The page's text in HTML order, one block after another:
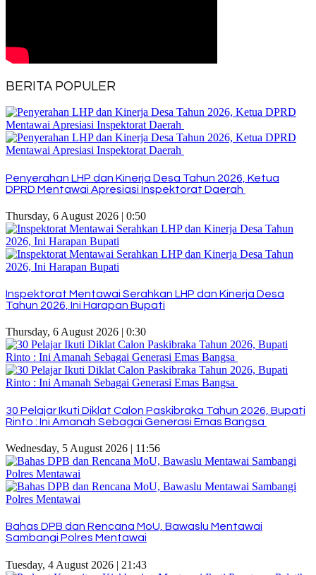
BERITA POPULER
Penyerahan LHP dan Kinerja Desa Tahun 2026, Ketua
DPRD Mentawai Apresiasi Inspektorat Daerah
Thursday, 6 August 2026 | 0:50
Inspektorat Mentawai Serahkan LHP dan Kinerja Desa
Tahun 2026, Ini Harapan Bupati
Thursday, 6 August 2026 | 0:30
30 Pelajar Ikuti Diklat Calon Paskibraka Tahun 2026, Bupati
Rinto : Ini Amanah Sebagai Generasi Emas Bangsa
Wednesday, 5 August 2026 | 11:56
Bahas DPB dan Rencana MoU, Bawaslu Mentawai
Sambangi Polres Mentawai
Tuesday, 4 August 2026 | 21:43